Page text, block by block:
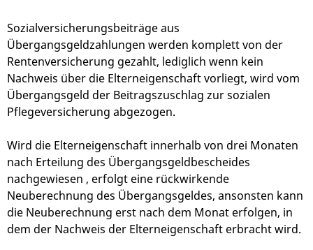
Sozialversicherungsbeiträge aus
Übergangsgeldzahlungen werden komplett von der
Rentenversicherung gezahlt, lediglich wenn kein
Nachweis über die Elterneigenschaft vorliegt, wird vom
Übergangsgeld der Beitragszuschlag zur sozialen
Pflegeversicherung abgezogen.
Wird die Elterneigenschaft innerhalb von drei Monaten
nach Erteilung des Übergangsgeldbescheides
nachgewiesen , erfolgt eine rückwirkende
Neuberechnung des Übergangsgeldes, ansonsten kann
die Neuberechnung erst nach dem Monat erfolgen, in
dem der Nachweis der Elterneigenschaft erbracht wird.